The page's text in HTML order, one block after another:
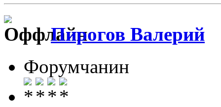
Пирогов Валерий
Форумчанин